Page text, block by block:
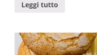
Leggi tutto